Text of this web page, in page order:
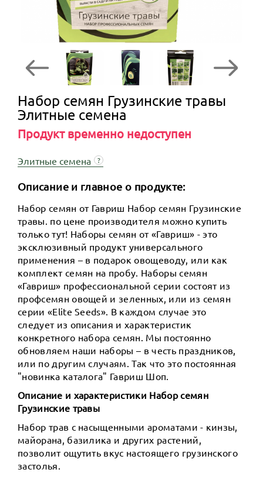
Набор семян Грузинские травы
Элитные семена
Продукт временно недоступен
Элитные семена ?
Описание и главное о продукте:
Набор семян от Гавриш Набор семян Грузинские
травы. по цене производителя можно купить
только тут! Наборы семян от «Гавриш» - это
эксклюзивный продукт универсального
применения – в подарок овощеводу, или как
комплект семян на пробу. Наборы семян
«Гавриш» профессиональной серии состоят из
профсемян овощей и зеленных, или из семян
серии «Elite Seeds». В каждом случае это
следует из описания и характеристик
конкретного набора семян. Мы постоянно
обновляем наши наборы – в честь праздников,
или по другим случаям. Так что это постоянная
"новинка каталога" Гавриш Шоп.
Описание и характеристики Набор семян
Грузинские травы
Набор трав с насыщенными ароматами - кинзы,
майорана, базилика и других растений,
позволит ощутить вкус настоящего грузинского
застолья.